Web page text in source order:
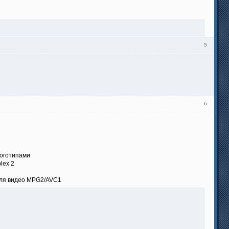
5
6
2
видео MPG2/AVC1